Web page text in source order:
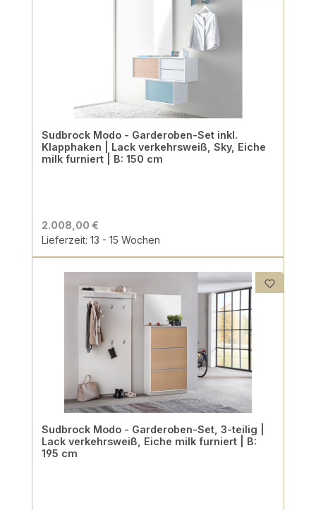
Sudbrock Modo - Garderoben-Set inkl.
Klapphaken | Lack verkehrsweiß, Sky, Eiche
milk furniert | B: 150 cm
2.008,00 €
Lieferzeit: 13 - 15 Wochen
Sudbrock Modo - Garderoben-Set, 3-teilig |
Lack verkehrsweiß, Eiche milk furniert | B:
195 cm